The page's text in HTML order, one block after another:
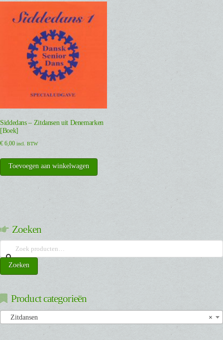
Siddedans – Zitdansen uit Denemarken
[Boek]
€ 6,00 incl. BTW
Toevoegen aan winkelwagen
Zoeken
Zoeken
naar:
Zoeken
Product categorieën
×
Zitdansen